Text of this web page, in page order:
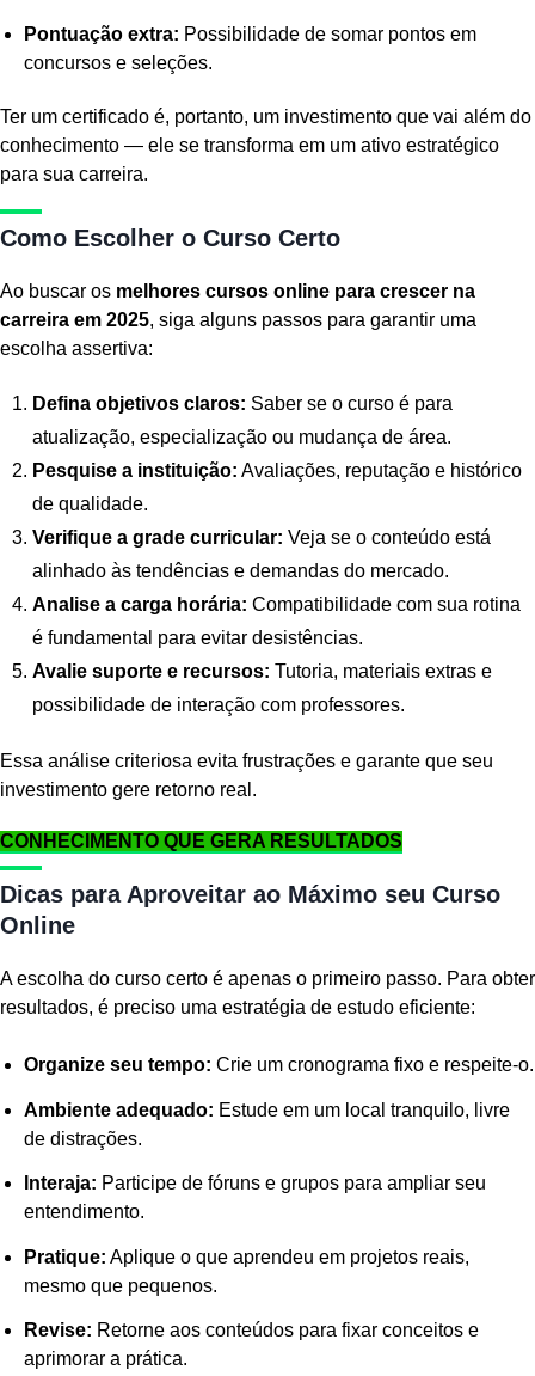
Pontuação extra: Possibilidade de somar pontos em
concursos e seleções.
Ter um certificado é, portanto, um investimento que vai além do
conhecimento — ele se transforma em um ativo estratégico
para sua carreira.
Como Escolher o Curso Certo
Ao buscar os melhores cursos online para crescer na
carreira em 2025, siga alguns passos para garantir uma
escolha assertiva:
Defina objetivos claros: Saber se o curso é para
atualização, especialização ou mudança de área.
Pesquise a instituição: Avaliações, reputação e histórico
de qualidade.
Verifique a grade curricular: Veja se o conteúdo está
alinhado às tendências e demandas do mercado.
Analise a carga horária: Compatibilidade com sua rotina
é fundamental para evitar desistências.
Avalie suporte e recursos: Tutoria, materiais extras e
possibilidade de interação com professores.
Essa análise criteriosa evita frustrações e garante que seu
investimento gere retorno real.
CONHECIMENTO QUE GERA RESULTADOS
Dicas para Aproveitar ao Máximo seu Curso
Online
A escolha do curso certo é apenas o primeiro passo. Para obter
resultados, é preciso uma estratégia de estudo eficiente:
Organize seu tempo: Crie um cronograma fixo e respeite-o.
Ambiente adequado: Estude em um local tranquilo, livre
de distrações.
Interaja: Participe de fóruns e grupos para ampliar seu
entendimento.
Pratique: Aplique o que aprendeu em projetos reais,
mesmo que pequenos.
Revise: Retorne aos conteúdos para fixar conceitos e
aprimorar a prática.